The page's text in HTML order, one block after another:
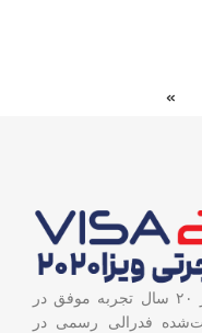
»
سازمان مهاجرتی VISA2020 با بیش از ۲۰ سال تجربه موفق در
فدرالی رسمی در